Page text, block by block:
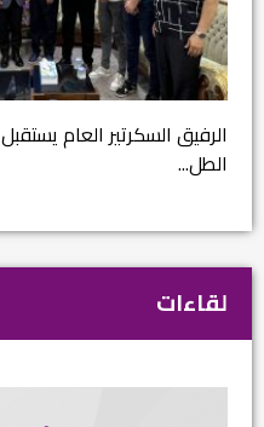
الرفيق السكرتير العام
الطل...
لقاءات